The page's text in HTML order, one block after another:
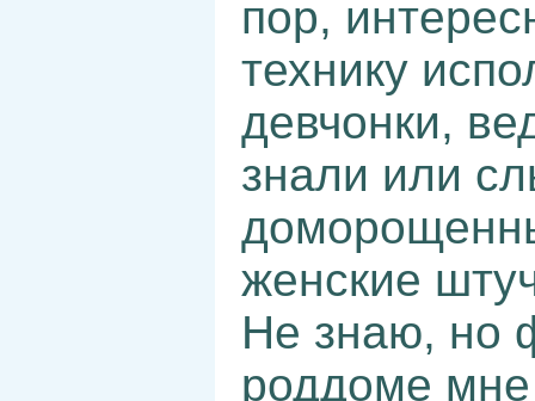
пор,
технику
девчонки,
знали или
женские
Не знаю, но
роддоме мне